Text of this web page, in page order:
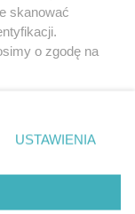
Pozostając na niej,
w polityce
skanować
o zgodę na
. Niektóre
zgody
się takiemu
tylko
USTAWIENIA